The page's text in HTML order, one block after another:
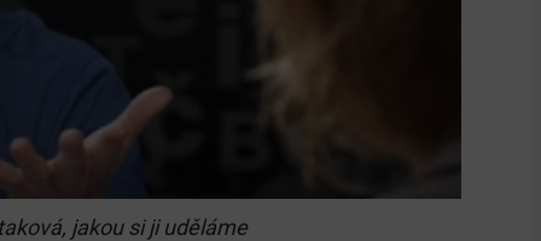
jakou si ji uděláme